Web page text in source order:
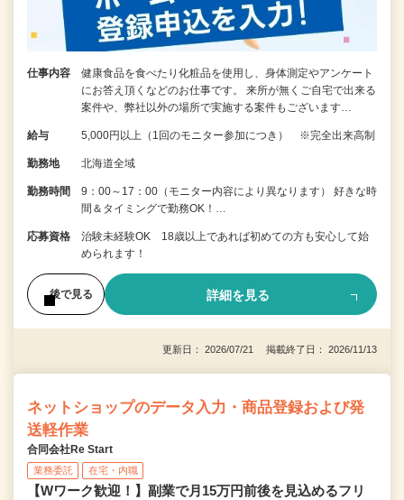
仕事内容
健康食品を食べたり化粧品を使用し、身体測定やアンケート
にお答え頂くなどのお仕事です。 来所が無くご自宅で出来る
案件や、弊社以外の場所で実施する案件もございます…
給与 5,000円以上（1回のモニター参加につき） ※完全出来高制
勤務地 北海道全域
勤務時間
9：00～17：00（モニター内容により異なります） 好きな時
間＆タイミングで勤務OK！…
応募資格
治験未経験OK 18歳以上であれば初めての方も安心して始
められます！
後で見る 詳細を見る
更新日： 2026/07/21 掲載終了日： 2026/11/13
ネットショップのデータ入力・商品登録および発
送軽作業
合同会社Re Start
業務委託 在宅・内職
【Wワーク歓迎！】副業で月15万円前後を見込めるフリ